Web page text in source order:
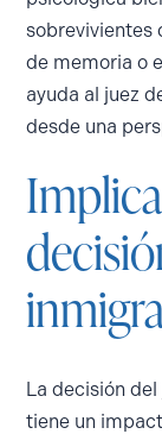
sobrevivientes
de memoria o
ayuda al juez
desde una
La decisión
tiene un